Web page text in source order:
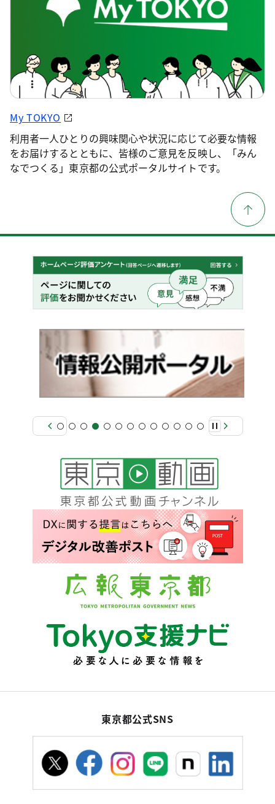
My TOKYO
利用者一人ひとりの興味関心や状況に応じて必要な情報
をお届けするとともに、皆様のご意見を反映し、「みん
なでつくる」東京都の公式ポータルサイトです。
東京都公式SNS